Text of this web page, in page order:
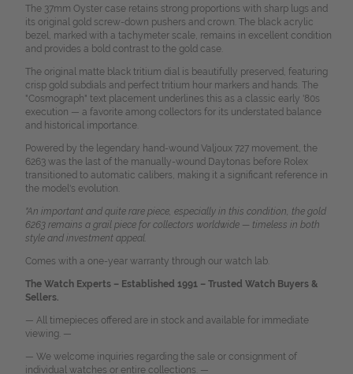
The 37mm Oyster case retains strong proportions with sharp lugs and
its original gold screw-down pushers and crown. The black acrylic
bezel, marked with a tachymeter scale, remains in excellent condition
and provides a bold contrast to the gold case.
The original matte black tritium dial is beautifully preserved, featuring
crisp gold subdials and perfect tritium hour markers and hands. The
"Cosmograph" text placement underlines this as a classic early '80s
execution — a favorite among collectors for its understated balance
and historical importance.
Powered by the legendary hand-wound Valjoux 727 movement, the
6263 was the last of the manually-wound Daytonas before Rolex
transitioned to automatic calibers, making it a significant reference in
the model's evolution.
"An important and quite rare piece, especially in this condition, the gold
6263 remains a grail piece for collectors worldwide — timeless in both
style and investment appeal.
Comes with a one-year warranty through our watch lab.
The Watch Experts – Established 1991 – Trusted Watch Buyers &
Sellers.
— All timepieces offered are in stock and available for immediate
viewing. —
— We welcome inquiries regarding the sale or consignment of
individual watches or entire collections. —